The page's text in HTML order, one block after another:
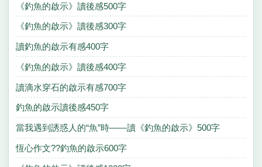
《釣魚的啟示》讀後感500字
《釣魚的啟示》讀後感300字
讀釣魚的啟示有感400字
《釣魚的啟示》讀後感400字
讀滴水穿石的啟示有感700字
釣魚的啟示讀後感450字
當我遇到誘惑人的“魚”時——讀《釣魚的啟示》500字
恆心作文??釣魚的啟示600字